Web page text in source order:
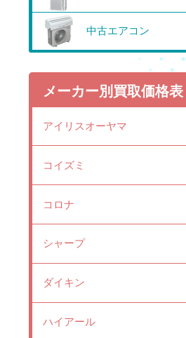
中古エアコン
メーカー別買取価格表
アイリスオーヤマ
コイズミ
コロナ
シャープ
ダイキン
ハイアール